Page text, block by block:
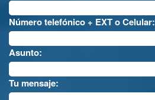
Número telefónico + EXT o Celular:
Asunto:
Tu mensaje: